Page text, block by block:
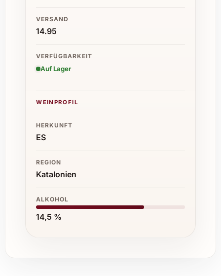
VERSAND
14.95
VERFÜGBARKEIT
Auf Lager
WEINPROFIL
HERKUNFT
ES
REGION
Katalonien
ALKOHOL
14,5 %